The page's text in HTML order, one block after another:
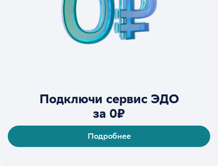
Подключи сервис ЭДО
за 0₽
Подробнее